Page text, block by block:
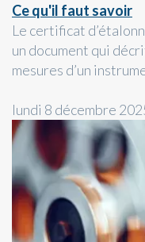
Ce qu'il faut savoir
Le certificat
un document qui
mesures d’un
lundi 8 décembre